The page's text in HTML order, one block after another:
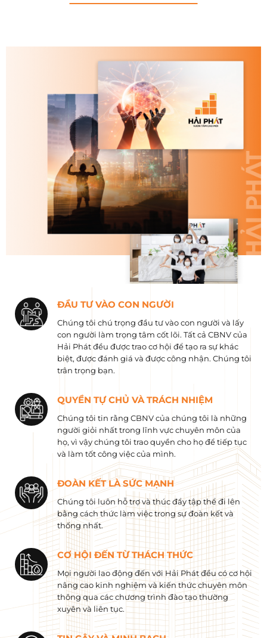
ĐẦU TƯ VÀO CON NGƯỜI
Chúng tôi chú trọng đầu tư vào con người và lấy
con người làm trọng tâm cốt lõi. Tất cả CBNV của
Hải Phát đều được trao cơ hội để tạo ra sự khác
biệt, được đánh giá và được công nhận. Chúng tôi
trân trọng bạn.
QUYỀN TỰ CHỦ VÀ TRÁCH NHIỆM
Chúng tôi tin rằng CBNV của chúng tôi là những
người giỏi nhất trong lĩnh vực chuyên môn của
họ, vì vậy chúng tôi trao quyền cho họ để tiếp tục
và làm tốt công việc của mình.
ĐOÀN KẾT LÀ SỨC MẠNH
Chúng tôi luôn hỗ trợ và thúc đẩy tập thể đi lên
bằng cách thức làm việc trong sự đoàn kết và
thống nhất.
CƠ HỘI ĐẾN TỪ THÁCH THỨC
Mọi người lao động đến với Hải Phát đều có cơ hội
nâng cao kinh nghiệm và kiến ​​thức chuyên môn
thông qua các chương trình đào tạo thường
xuyên và liên tục.